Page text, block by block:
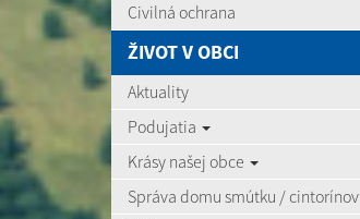
Civilná ochrana
ŽIVOT V OBCI
Aktuality
Podujatia
Krásy našej obce
Správa domu smútku / cintorínov